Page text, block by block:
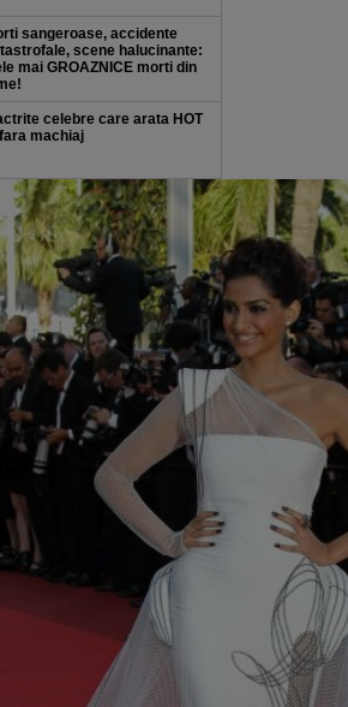
sangeroase, accidente
scene halucinante:
mai GROAZNICE morti din
celebre care arata HOT
machiaj